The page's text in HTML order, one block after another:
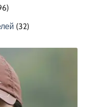
(32)